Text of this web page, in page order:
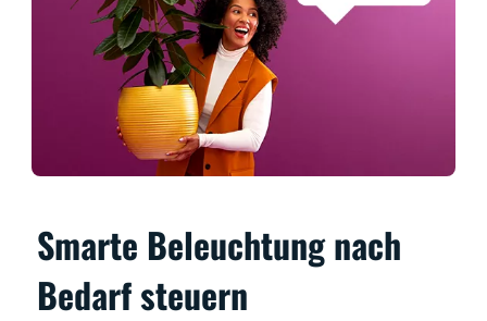
Smarte Beleuchtung nach
Bedarf steuern